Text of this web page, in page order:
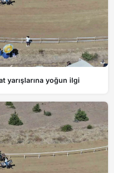
yarışlarına yoğun ilgi